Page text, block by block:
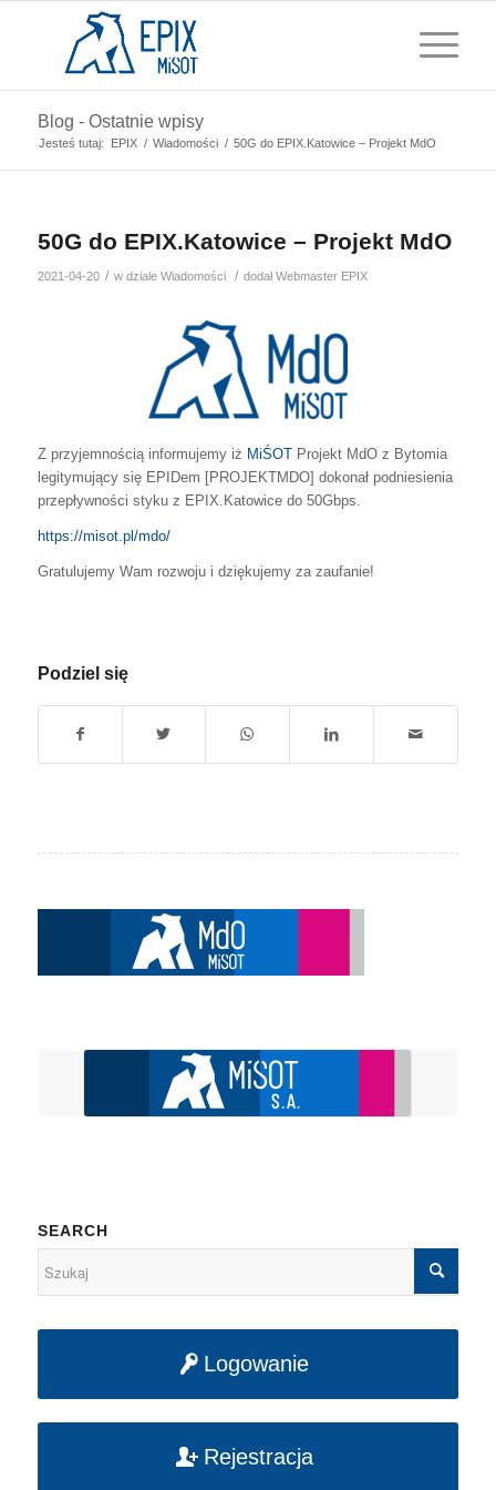
Blog - Ostatnie wpisy
Jesteś tutaj: EPIX / Wiadomości / 50G do EPIX.Katowice – Projekt MdO
50G do EPIX.Katowice – Projekt MdO
2021-04-20 / w dziale Wiadomości / dodałWebmaster EPIX
Z przyjemnością informujemy iż MiŚOTProjekt MdO z Bytomia
legitymujący się EPIDem [PROJEKTMDO] dokonał podniesienia
przepływności styku z EPIX.Katowice do 50Gbps.
https://misot.pl/mdo/
Gratulujemy Wam rozwoju i dziękujemy za zaufanie!
Podziel się
SEARCH
Logowanie
Rejestracja